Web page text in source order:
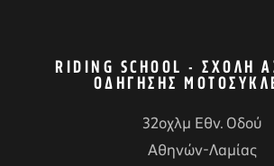
RIDING SCHOOL - ΣΧΟΛΉ
ΟΔΉΓΗΣΗΣ
32οχλμ Εθν. Οδού
Αθηνών-Λαμίας